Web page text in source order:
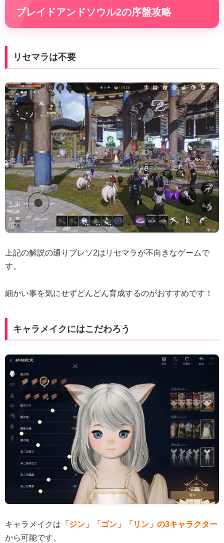
ブレイドアンドソウル2の序盤攻略
リセマラは不要
上記の解説の通りブレソ2はリセマラが不向きなゲームで
す。
細かい事を気にせずどんどん育成するのがおすすめです！
キャラメイクにはこだわろう
キャラメイクは 「ジン」「ゴン」「リン」の3キャラクター
から可能です。